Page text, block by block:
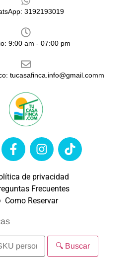
3192193019
9:00 am - 07:00 pm
tucasafinca.info@gmail.comm
de privacidad
Frecuentes
Como Reservar
🔍 Buscar